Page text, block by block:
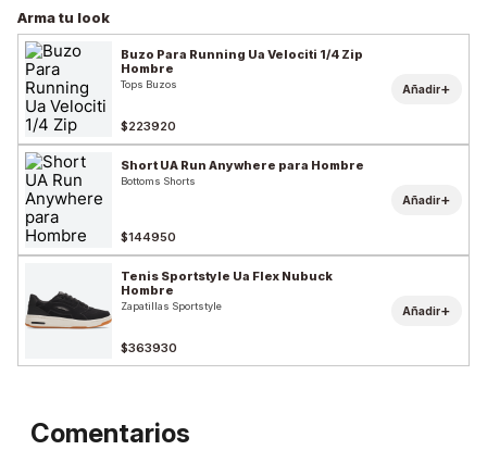
Arma tu look
Buzo Para Running Ua Velociti 1/4 Zip
Hombre
Tops Buzos
$223920
Añadir+
Short UA Run Anywhere para Hombre
Bottoms Shorts
$144950
Añadir+
Tenis Sportstyle Ua Flex Nubuck
Hombre
Zapatillas Sportstyle
$363930
Añadir+
Comentarios